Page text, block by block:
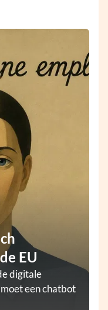
EU
digitale
een chatbot